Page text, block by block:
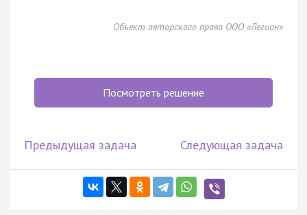
Объект авторского права ООО «Легион»
Посмотреть решение
Предыдущая задача Следующая задача